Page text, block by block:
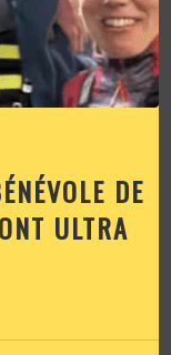
DE
ULTRA